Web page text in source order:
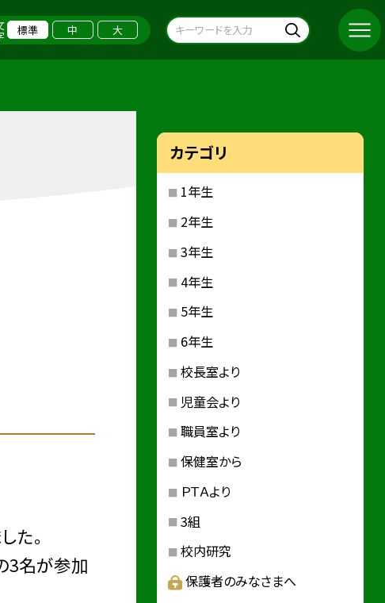
標準 中 大
た。
3名が参加
カテゴリ
1年生
2年生
3年生
4年生
5年生
6年生
校長室より
児童会より
職員室より
保健室から
ＰＴＡより
3組
校内研究
保護者のみなさまへ